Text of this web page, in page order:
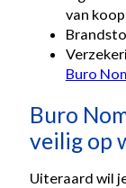
van
Buro
Buro
veilig op
Uiteraard wil